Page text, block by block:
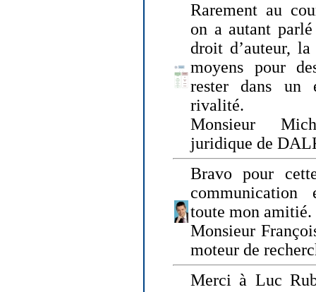
Rarement au
on a autant
droit d’auteur,
moyens pour
rester dans un
rivalité.
Monsieur
juridique de
Bravo pour
communication
toute mon amitié.
Monsieur
moteur de
Merci à Luc